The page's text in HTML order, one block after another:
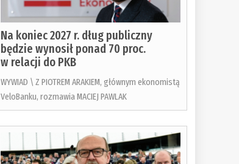
Na koniec 2027 r. dług publiczny
będzie wynosił ponad 70 proc.
w relacji do PKB
WYWIAD \ Z PIOTREM ARAKIEM, głównym ekonomistą
VeloBanku, rozmawia MACIEJ PAWLAK